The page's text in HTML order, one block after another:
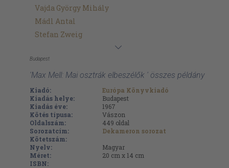
Vajda György Mihály
Mádl Antal
Stefan Zweig
Budapest
'Max Mell: Mai osztrák elbeszélők ' összes példány
Kiadó:
Európa Könyvkiadó
Kiadás helye:
Budapest
Kiadás éve:
1967
Kötés típusa:
Vászon
Oldalszám:
449 oldal
Sorozatcím:
Dekameron sorozat
Kötetszám:
Nyelv:
Magyar
Méret:
20 cm x 14 cm
ISBN: